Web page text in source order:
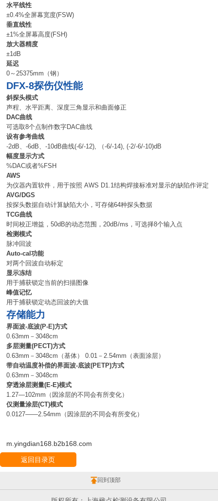
水平线性
±0.4%全屏幕宽度(FSW)
垂直线性
±1%全屏幕高度(FSH)
放大器精度
±1dB
延迟
0～25375mm（钢）
DFX-8探伤仪性能
斜探头模式
声程、水平距离、深度三角显示和曲面修正
DAC曲线
可选取8个点制作数字DAC曲线
设有参考曲线
-2dB、-6dB、-10dB曲线(-6/-12), （-6/-14), (-2/-6/-10)dB
幅度显示方式
%DAC或者%FSH
AWS
为仪器内置软件，用于按照 AWS D1.1结构焊接标准对显示的缺陷作评定
AVG/DGS
按探头数据自动计算缺陷大小，可存储64种探头数据
TCG曲线
时间校正增益，50dB的动态范围，20dB/ms，可选择8个输入点
检测模式
脉冲回波
Auto-cal功能
对两个回波自动标定
显示冻结
用于捕获锁定当前的扫描图像
峰值记忆
用于捕获锁定动态回波的大值
存储能力
界面波-底波(P-E)方式
0.63mm－3048cm
多层测量(PECT)方式
0.63mm－3048cm（基体） 0.01－2.54mm（表面涂层）
带自动温度补偿的界面波-底波(PETP)方式
0.63mm－3048cm
穿透涂层测量(E-E)模式
1.27­—102mm（因涂层的不同会有所变化）
仅测量涂层(CT)模式
0.0127——2.54mm（因涂层的不同会有所变化）
m.yingdian168.b2b168.com
返回目录页
回到顶部